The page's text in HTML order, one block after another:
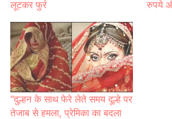
लूटकर फुर्र
रुपये
“दुल्हन के साथ फेरे लेते समय दूल्हे पर
तेजाब से हमला, प्रेमिका का बदला